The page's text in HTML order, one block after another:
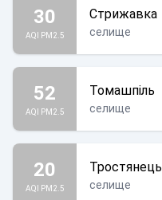
30
AQI PM2.5
Стрижавка
селище
52
AQI PM2.5
Томашпіль
селище
20
AQI PM2.5
Тростянець
селище